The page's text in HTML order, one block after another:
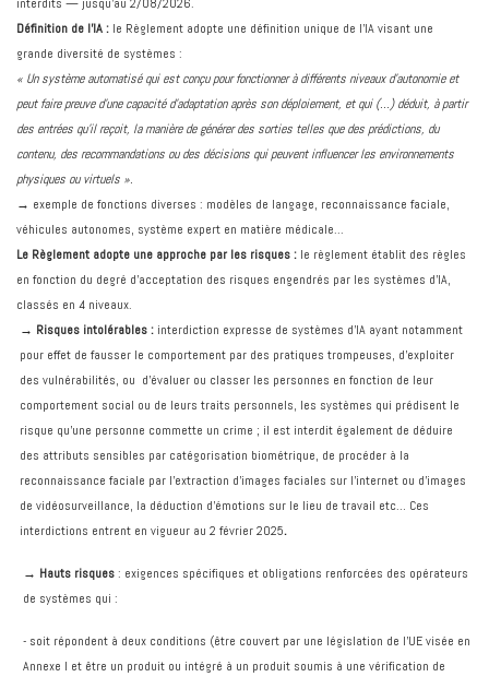
interdits — jusqu’au 2/08/2026.
Définition de l’IA : le Règlement adopte une définition unique de l’IA visant une
grande diversité de systèmes :
« Un système automatisé qui est conçu pour fonctionner à différents niveaux d’autonomie et
peut faire preuve d’une capacité d’adaptation après son déploiement, et qui (…) déduit, à partir
des entrées qu’il reçoit, la manière de générer des sorties telles que des prédictions, du
contenu, des recommandations ou des décisions qui peuvent influencer les environnements
physiques ou virtuels ».
→ exemple de fonctions diverses : modèles de langage, reconnaissance faciale,
véhicules autonomes, système expert en matière médicale...
Le Règlement adopte une approche par les risques : le règlement établit des règles
en fonction du degré d’acceptation des risques engendrés par les systèmes d’IA,
classés en 4 niveaux.
→ Risques intolérables : interdiction expresse de systèmes d’IA ayant notamment
pour effet de fausser le comportement par des pratiques trompeuses, d’exploiter
des vulnérabilités, ou d’évaluer ou classer les personnes en fonction de leur
comportement social ou de leurs traits personnels, les systèmes qui prédisent le
risque qu'une personne commette un crime ; il est interdit également de déduire
des attributs sensibles par catégorisation biométrique, de procéder à la
reconnaissance faciale par l'extraction d'images faciales sur l'internet ou d’images
de vidéosurveillance, la déduction d’émotions sur le lieu de travail etc… Ces
interdictions entrent en vigueur au 2 février 2025.
→ Hauts risques: exigences spécifiques et obligations renforcées des opérateurs
de systèmes qui :
- soit répondent à deux conditions (être couvert par une législation de l’UE visée en
Annexe I et être un produit ou intégré à un produit soumis à une vérification de